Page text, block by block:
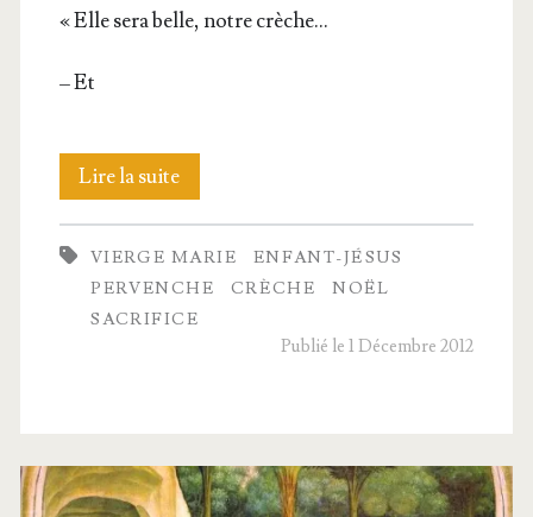
« Elle sera belle, notre crèche…
– Et
Lire la suiteLa
crèche
de Nina
VIERGE MARIE
ENFANT-JÉSUS
PERVENCHE
CRÈCHE
NOËL
SACRIFICE
Publié le 1 Décembre 2012